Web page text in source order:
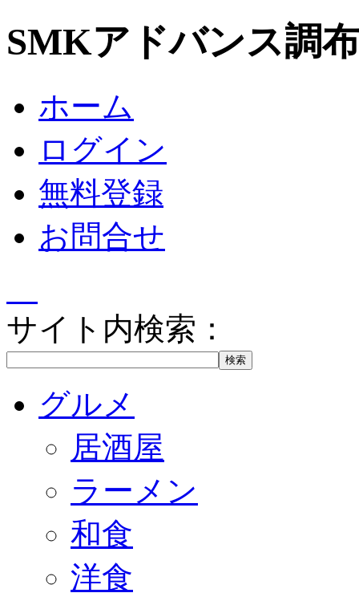
SMKアドバンス調
ホーム
ログイン
無料登録
お問合せ
サイト内検索：
グルメ
居酒屋
ラーメン
和食
洋食